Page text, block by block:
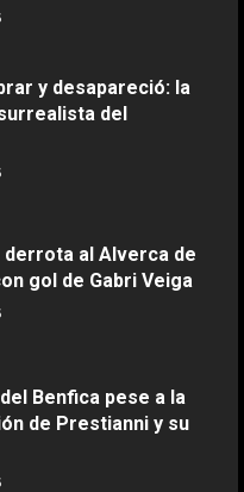
en freidora de
con senderuelas
y desapareció: la
del
derrota al Alverca de
gol de Gabri Veiga
Benfica pese a la
de Prestianni y su